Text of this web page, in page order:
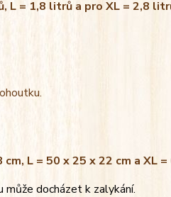
L = 1,8 litrů a pro XL = 2,8
L = 50 x 25 x 22 cm a XL
docházet k zalykání.